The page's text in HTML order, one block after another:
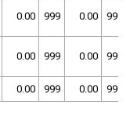
0.00 999 0.00 999
0.00 999 0.00 999
0.00 999 0.00 999